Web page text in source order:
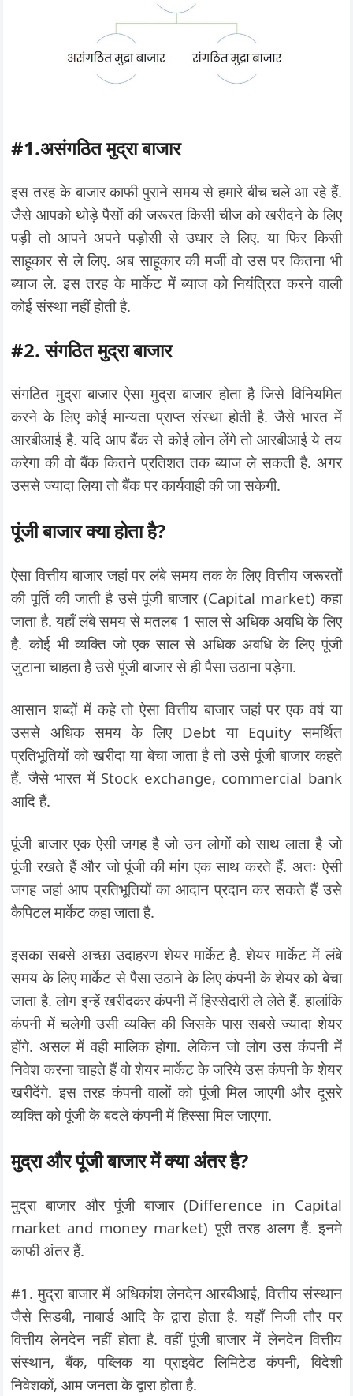
#1.असंगठित मुद्रा बाजार
इस तरह के बाजार काफी पुराने समय से हमारे बीच चले आ रहे हैं.
जैसे आपको थोड़े पैसों की जरूरत किसी चीज को खरीदने के लिए
पड़ी तो आपने अपने पड़ोसी से उधार ले लिए. या फिर किसी
साहूकार से ले लिए. अब साहूकार की मर्जी वो उस पर कितना भी
ब्याज ले. इस तरह के मार्केट में ब्याज को नियंत्रित करने वाली
कोई संस्था नहीं होती है.
#2. संगठित मुद्रा बाजार
संगठित मुद्रा बाजार ऐसा मुद्रा बाजार होता है जिसे विनियमित
करने के लिए कोई मान्यता प्राप्त संस्था होती है. जैसे भारत में
आरबीआई है. यदि आप बैंक से कोई लोन लेंगे तो आरबीआई ये तय
करेगा की वो बैंक कितने प्रतिशत तक ब्याज ले सकती है. अगर
उससे ज्यादा लिया तो बैंक पर कार्यवाही की जा सकेगी.
पूंजी बाजार क्या होता है?
ऐसा वित्तीय बाजार जहां पर लंबे समय तक के लिए वित्तीय जरूरतों
की पूर्ति की जाती है उसे पूंजी बाजार (Capital market) कहा
जाता है. यहाँ लंबे समय से मतलब 1 साल से अधिक अवधि के लिए
है. कोई भी व्यक्ति जो एक साल से अधिक अवधि के लिए पूंजी
जुटाना चाहता है उसे पूंजी बाजार से ही पैसा उठाना पड़ेगा.
आसान शब्दों में कहे तो ऐसा वित्तीय बाजार जहां पर एक वर्ष या
उससे अधिक समय के लिए Debt या Equity समर्थित
प्रतिभूतियों को खरीदा या बेचा जाता है तो उसे पूंजी बाजार कहते
हैं. जैसे भारत में Stock exchange, commercial bank
आदि हैं.
पूंजी बाजार एक ऐसी जगह है जो उन लोगों को साथ लाता है जो
पूंजी रखते हैं और जो पूंजी की मांग एक साथ करते हैं. अतः ऐसी
जगह जहां आप प्रतिभूतियों का आदान प्रदान कर सकते हैं उसे
कैपिटल मार्केट कहा जाता है.
इसका सबसे अच्छा उदाहरण शेयर मार्केट है. शेयर मार्केट में लंबे
समय के लिए मार्केट से पैसा उठाने के लिए कंपनी के शेयर को बेचा
जाता है. लोग इन्हें खरीदकर कंपनी में हिस्सेदारी ले लेते हैं. हालांकि
कंपनी में चलेगी उसी व्यक्ति की जिसके पास सबसे ज्यादा शेयर
होंगे. असल में वही मालिक होगा. लेकिन जो लोग उस कंपनी में
निवेश करना चाहते हैं वो शेयर मार्केट के जरिये उस कंपनी के शेयर
खरीदेंगे. इस तरह कंपनी वालों को पूंजी मिल जाएगी और दूसरे
व्यक्ति को पूंजी के बदले कंपनी में हिस्सा मिल जाएगा.
मुद्रा और पूंजी बाजार में क्या अंतर है?
मुद्रा बाजार और पूंजी बाजार (Difference in Capital
market and money market) पूरी तरह अलग हैं. इनमे
काफी अंतर हैं.
#1. मुद्रा बाजार में अधिकांश लेनदेन आरबीआई, वित्तीय संस्थान
जैसे सिडबी, नाबार्ड आदि के द्वारा होता है. यहाँ निजी तौर पर
वित्तीय लेनदेन नहीं होता है. वहीं पूंजी बाजार में लेनदेन वित्तीय
संस्थान, बैंक, पब्लिक या प्राइवेट लिमिटेड कंपनी, विदेशी
निवेशकों, आम जनता के द्वारा होता है.